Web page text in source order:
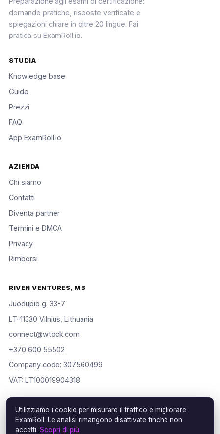
domande pratiche, risposte verificate e
spiegazioni chiare in oltre 20 lingue. Fai
pratica su ExamRoll.io.
STUDIA
Knowledge base
Guide
Prezzi
FAQ
App ExamRoll.io
AZIENDA
Chi siamo
Contatti
Diventa partner
Termini e DMCA
Privacy
Rimborsi
RIVEN VENTURES, MB
Juodupio g. 33-7
LT-11330 Vilnius, Lithuania
connect@wtock.com
+370 600 55502
Company code: 307560499
VAT: LT100019904318
© 2016–2026 Riven Ventures, MB. Tutti i diritti riservati. ExamRoll
is an independent study aid, not affiliated with or endorsed by
Utilizziamo i cookie per misurare il traffico e migliorare
ExamRoll. Le analisi rimangono disattivate finché non
accetti. Scopri di più